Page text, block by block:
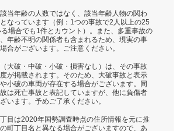
当年齢の人数ではなく、該当年齢人物の関わ
なっています（例：1つの事故で2人以上の25
場合でも1件とカウント）。また、多重事故の
年齢不明の関係者も含まれるため、現実の事
合がございます。ご注意ください。
大破・中破・小破・損害なし）は、その事故
が掲載されます。そのため、大破事故と表示
小破の車両が存在する場合がございます。同
は死亡事故と表記していますが、他に負傷者
います。予めご了承ください。
目は2020年国勢調査時点の住所情報を元に推
町丁目名と異なる場合がございますので、あ